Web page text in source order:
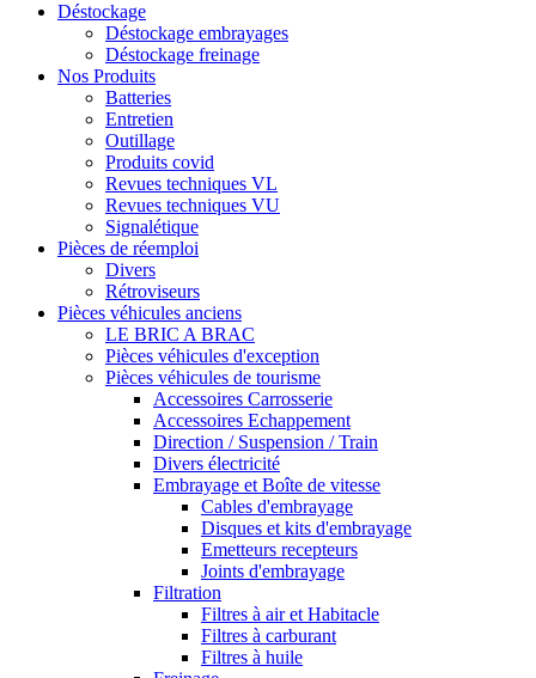
Déstockage
Déstockage embrayages
Déstockage freinage
Nos Produits
Batteries
Entretien
Outillage
Produits covid
Revues techniques VL
Revues techniques VU
Signalétique
Pièces de réemploi
Divers
Rétroviseurs
Pièces véhicules anciens
LE BRIC A BRAC
Pièces véhicules d'exception
Pièces véhicules de tourisme
Accessoires Carrosserie
Accessoires Echappement
Direction / Suspension / Train
Divers électricité
Embrayage et Boîte de vitesse
Cables d'embrayage
Disques et kits d'embrayage
Emetteurs recepteurs
Joints d'embrayage
Filtration
Filtres à air et Habitacle
Filtres à carburant
Filtres à huile